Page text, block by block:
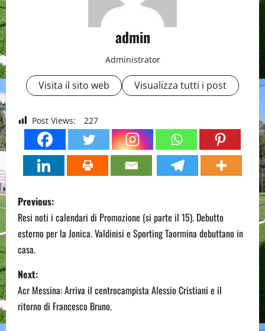
admin
Administrator
Visita il sito web Visualizza tutti i post
Post Views: 227
P
o
s
t
n
Previous:
Resi noti i calendari di Promozione (si parte il 15). Debutto
esterno per la Jonica. Valdinisi e Sporting Taormina debuttano in
casa.
Next:
Acr Messina: Arriva il centrocampista Alessio Cristiani e il
ritorno di Francesco Bruno.